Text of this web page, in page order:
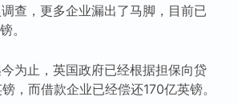
查，更多企业漏出了马脚，目前已
。
为止，英国政府已经根据担保向贷
，而借款企业已经偿还170亿英镑。